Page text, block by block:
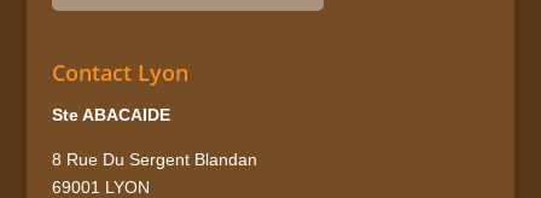
Contact Lyon
Ste ABACAIDE
8 Rue Du Sergent Blandan
69001 LYON